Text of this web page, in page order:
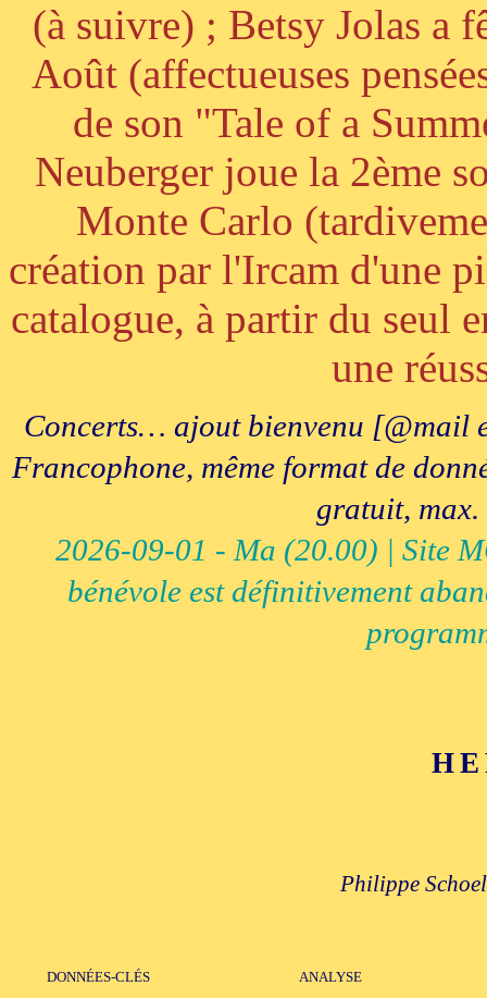
(à suivre) ; Betsy Jolas a
Août (affectueuses
de son "Tale of a
Neuberger joue la 2ème
Monte Carlo
création par l'Ircam d'une
catalogue, à partir du seul
une
Concerts… ajout bienvenu [@mail
Francophone, même format de
gratuit,
2026-09-01 - Ma (20.00) | Site
bénévole est définitivement
Philippe
DONNÉES-CLÉS ANALYSE